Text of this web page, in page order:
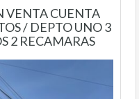
VENTA CUENTA
/ DEPTO UNO 3
2 RECAMARAS